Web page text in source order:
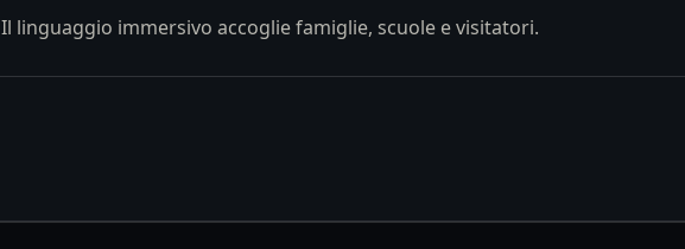
Il linguaggio immersivo accoglie famiglie, scuole e visitatori.